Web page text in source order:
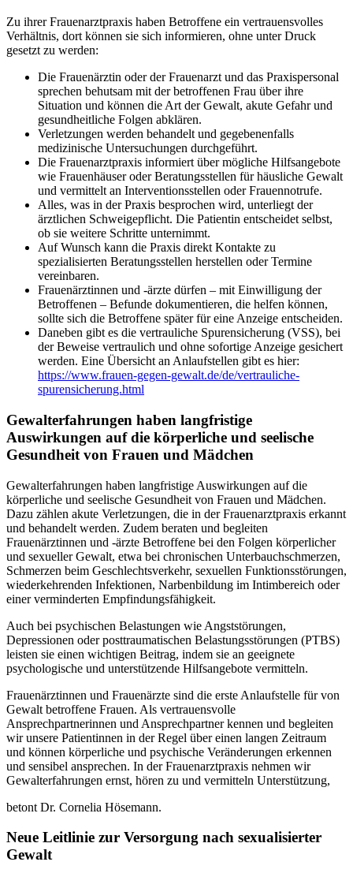
Zu ihrer Frauenarztpraxis haben Betroffene ein vertrauensvolles
Verhältnis, dort können sie sich informieren, ohne unter Druck
gesetzt zu werden:
Die Frauenärztin oder der Frauenarzt und das Praxispersonal
sprechen behutsam mit der betroffenen Frau über ihre
Situation und können die Art der Gewalt, akute Gefahr und
gesundheitliche Folgen abklären.
Verletzungen werden behandelt und gegebenenfalls
medizinische Untersuchungen durchgeführt.
Die Frauenarztpraxis informiert über mögliche Hilfsangebote
wie Frauenhäuser oder Beratungsstellen für häusliche Gewalt
und vermittelt an Interventionsstellen oder Frauennotrufe.
Alles, was in der Praxis besprochen wird, unterliegt der
ärztlichen Schweigepflicht. Die Patientin entscheidet selbst,
ob sie weitere Schritte unternimmt.
Auf Wunsch kann die Praxis direkt Kontakte zu
spezialisierten Beratungsstellen herstellen oder Termine
vereinbaren.
Frauenärztinnen und -ärzte dürfen – mit Einwilligung der
Betroffenen – Befunde dokumentieren, die helfen können,
sollte sich die Betroffene später für eine Anzeige entscheiden.
Daneben gibt es die vertrauliche Spurensicherung (VSS), bei
der Beweise vertraulich und ohne sofortige Anzeige gesichert
werden. Eine Übersicht an Anlaufstellen gibt es hier:
https://www.frauen-gegen-gewalt.de/de/vertrauliche-
spurensicherung.html
Gewalterfahrungen haben langfristige
Auswirkungen auf die körperliche und seelische
Gesundheit von Frauen und Mädchen
Gewalterfahrungen haben langfristige Auswirkungen auf die
körperliche und seelische Gesundheit von Frauen und Mädchen.
Dazu zählen akute Verletzungen, die in der Frauenarztpraxis erkannt
und behandelt werden. Zudem beraten und begleiten
Frauenärztinnen und -ärzte Betroffene bei den Folgen körperlicher
und sexueller Gewalt, etwa bei chronischen Unterbauchschmerzen,
Schmerzen beim Geschlechtsverkehr, sexuellen Funktionsstörungen,
wiederkehrenden Infektionen, Narbenbildung im Intimbereich oder
einer verminderten Empfindungsfähigkeit.
Auch bei psychischen Belastungen wie Angststörungen,
Depressionen oder posttraumatischen Belastungsstörungen (PTBS)
leisten sie einen wichtigen Beitrag, indem sie an geeignete
psychologische und unterstützende Hilfsangebote vermitteln.
Frauenärztinnen und Frauenärzte sind die erste Anlaufstelle für von
Gewalt betroffene Frauen. Als vertrauensvolle
Ansprechpartnerinnen und Ansprechpartner kennen und begleiten
wir unsere Patientinnen in der Regel über einen langen Zeitraum
und können körperliche und psychische Veränderungen erkennen
und sensibel ansprechen. In der Frauenarztpraxis nehmen wir
Gewalterfahrungen ernst, hören zu und vermitteln Unterstützung,
betont Dr. Cornelia Hösemann.
Neue Leitlinie zur Versorgung nach sexualisierter
Gewalt